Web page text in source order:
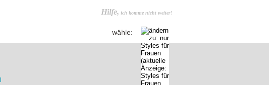
Hilfe, ich komme nicht weiter!
wähle: